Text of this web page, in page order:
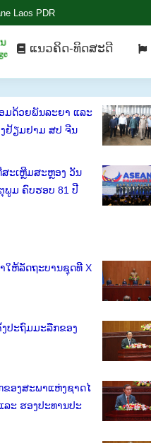
Laos PDR
ແນວ​ຄິດ-ທິດ​ສະ​ດີ
ມດ້ວຍພັນລະຍາ ແລະ
ຢ້ຽມ​ຢາມ ສປ ຈີນ
ສະເຫຼີມສະຫຼອງ ວັນ
ພູມ ຄົບຮອບ 81 ປີ
ໃຫ້ລັດຖະບານຊຸດທີ X
ປະຖົມມະລືກຂອງ
ອງສະ​ພາ​ແຫ່ງ​ຊາດໄ​
ລະ ຮອງ​ປະ​ທານ​ປະ​
ແນວ​ຄິດ-ທິດ​ສະ​ດີ